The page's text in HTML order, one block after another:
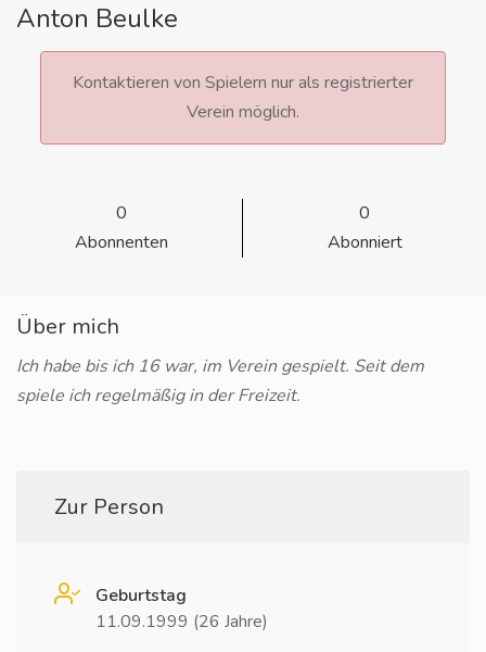
Anton Beulke
Kontaktieren von Spielern nur als registrierter
Verein möglich.
0
Abonnenten
0
Abonniert
Über mich
Ich habe bis ich 16 war, im Verein gespielt. Seit dem
spiele ich regelmäßig in der Freizeit.
Zur Person
Geburtstag
11.09.1999 (26 Jahre)